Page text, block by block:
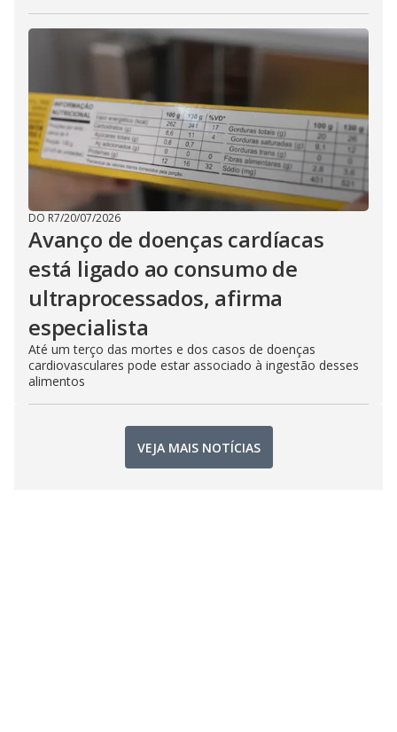
DO R7/20/07/2026
Avanço de doenças cardíacas
está ligado ao consumo de
ultraprocessados, afirma
especialista
Até um terço das mortes e dos casos de doenças
cardiovasculares pode estar associado à ingestão desses
alimentos
VEJA MAIS NOTÍCIAS